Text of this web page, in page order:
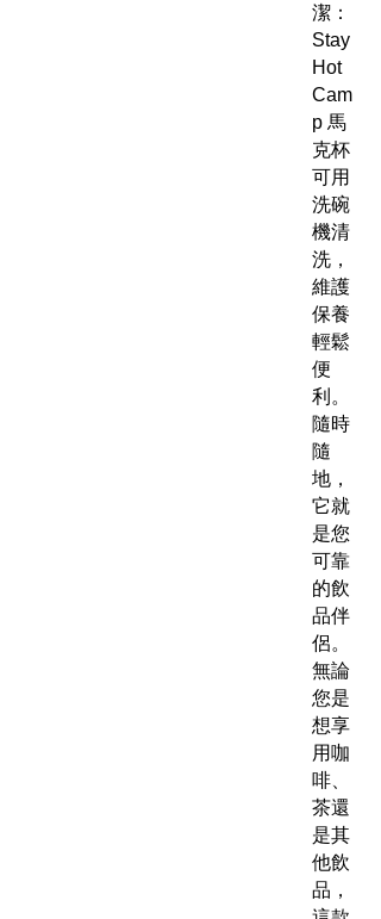
潔：
Stay
Hot
Cam
p 馬
克杯
可用
洗碗
機清
洗，
維護
保養
輕鬆
便
利。
隨時
隨
地，
它就
是您
可靠
的飲
品伴
侶。
無論
您是
想享
用咖
啡、
茶還
是其
他飲
品，